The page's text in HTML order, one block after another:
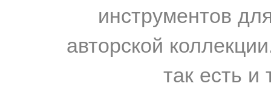
инструментов
авторской
так есть и